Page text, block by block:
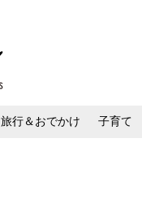
旅行＆おでかけ 子育て